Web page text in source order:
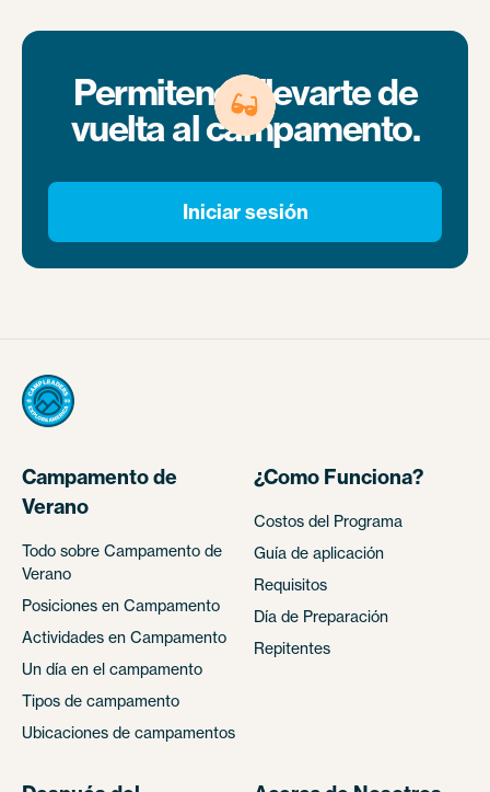
Permitenos llevarte de
vuelta al campamento.
Iniciar sesión
Campamento de
Verano
Todo sobre Campamento de
Verano
Posiciones en Campamento
Actividades en Campamento
Un día en el campamento
Tipos de campamento
Ubicaciones de campamentos
¿Como Funciona?
Costos del Programa
Guía de aplicación
Requisitos
Día de Preparación
Repitentes